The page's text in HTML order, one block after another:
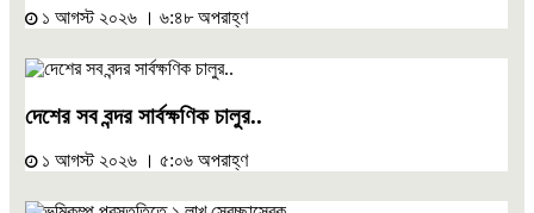
১ আগস্ট ২০২৬ । ৬:৪৮ অপরাহ্ণ
দেশের সব বন্দর সার্বক্ষণিক চালুর..
১ আগস্ট ২০২৬ । ৫:০৬ অপরাহ্ণ